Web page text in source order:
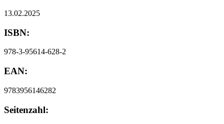
13.02.2025
ISBN:
978-3-95614-628-2
EAN:
9783956146282
Seitenzahl: